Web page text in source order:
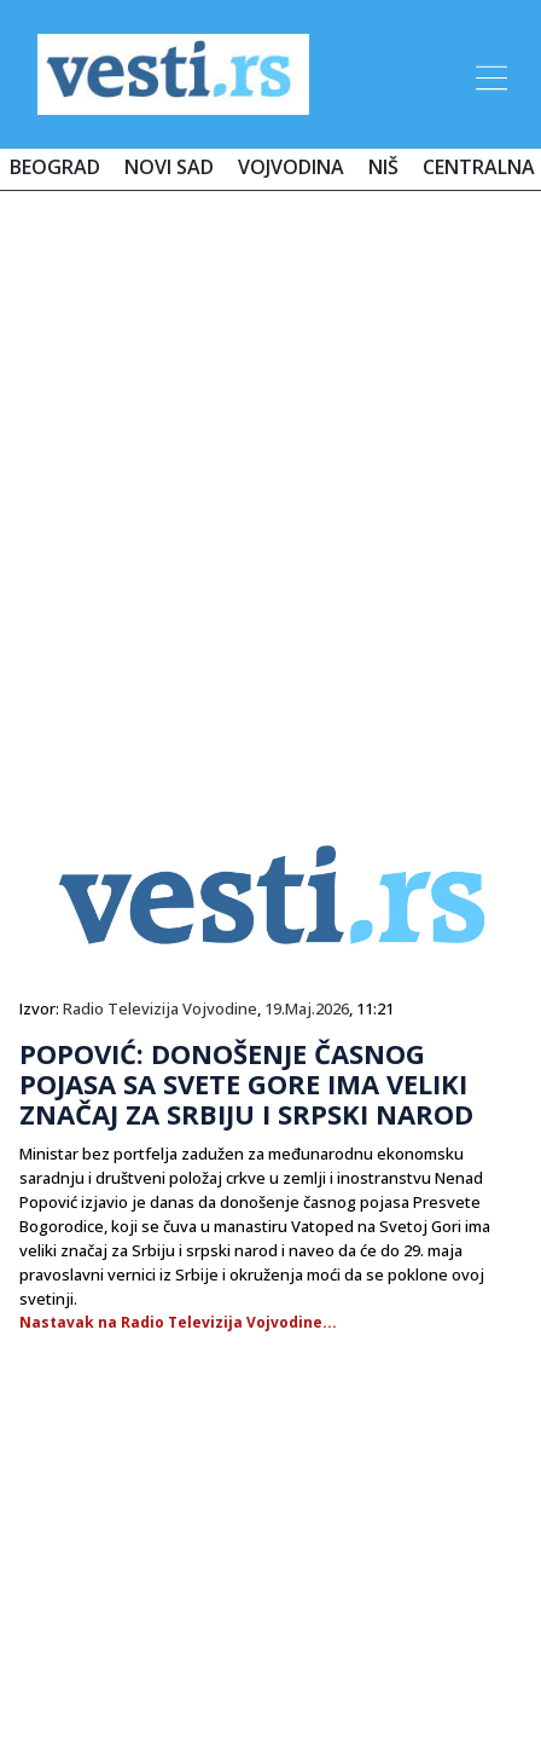
BEOGRAD NOVI SAD VOJVODINA NIŠ CENTRALNA
Izvor: Radio Televizija Vojvodine, 19.Maj.2026, 11:21
POPOVIĆ: DONOŠENJE ČASNOG
POJASA SA SVETE GORE IMA VELIKI
ZNAČAJ ZA SRBIJU I SRPSKI NAROD
Ministar bez portfelja zadužen za međunarodnu ekonomsku
saradnju i društveni položaj crkve u zemlji i inostranstvu Nenad
Popović izjavio je danas da donošenje časnog pojasa Presvete
Bogorodice, koji se čuva u manastiru Vatoped na Svetoj Gori ima
veliki značaj za Srbiju i srpski narod i naveo da će do 29. maja
pravoslavni vernici iz Srbije i okruženja moći da se poklone ovoj
svetinji.
Nastavak na Radio Televizija Vojvodine...